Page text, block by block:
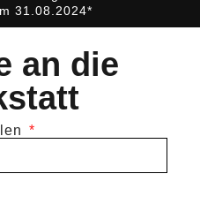
31.08.2024*
an die